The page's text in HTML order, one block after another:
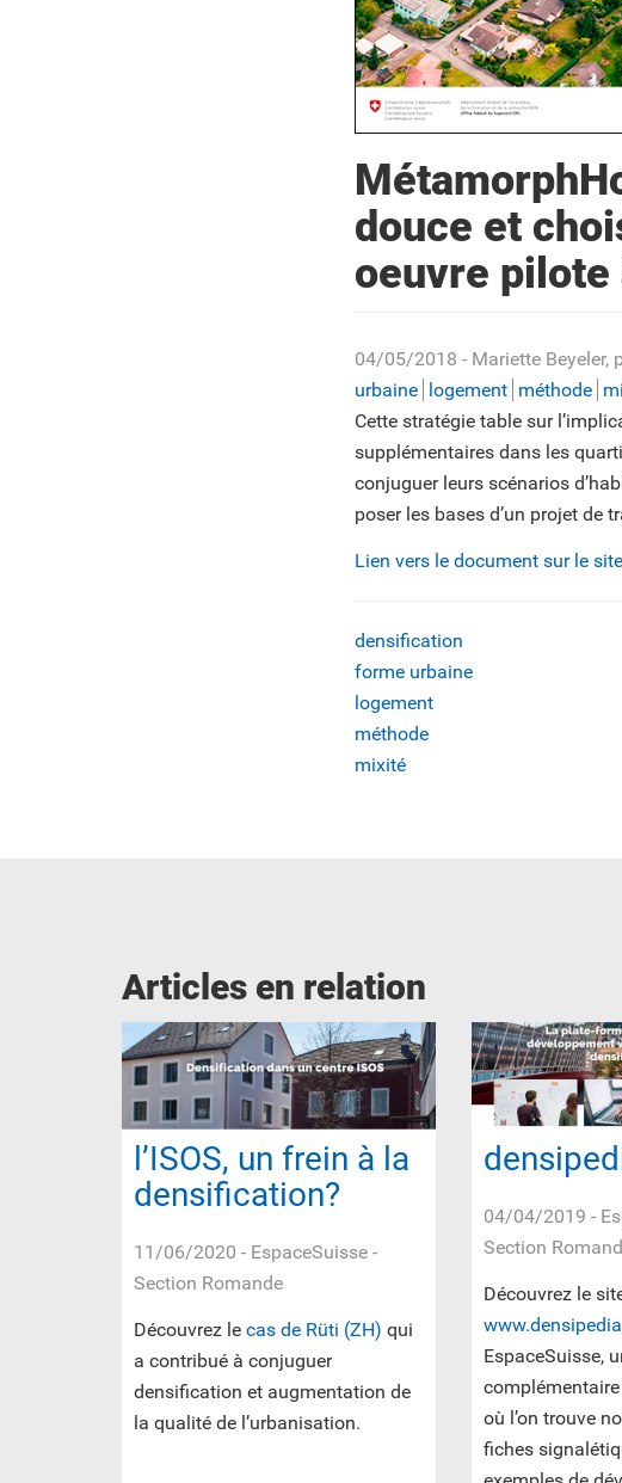
douce et
oeuvre
04/05/2018 - Mariette Beyeler,
urbaine
logement méthode
Cette stratégie table sur
supplémentaires dans les
conjuguer leurs scénarios
poser les bases d’un projet de
Lien vers le document sur le
densification
forme urbaine
logement
méthode
mixité
Articles en relation
l’ISOS, un frein à la
densification?
11/06/2020 - EspaceSuisse -
Section Romande
Découvrez le cas de Rüti (ZH) qui
a contribué à conjuguer
densification et augmentation de
la qualité de l’urbanisation.
04/04/2019 -
Section
Découvrez le
EspaceSuisse,
complémentaire
où l’on trouve
fiches